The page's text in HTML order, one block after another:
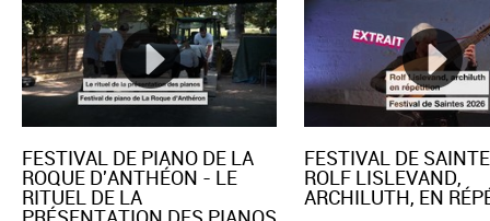
FESTIVAL DE PIANO DE LA
ROQUE D'ANTHÉON - LE
RITUEL DE LA
FESTIVAL DE
ROLF LISLEVAND,
ARCHILUTH, EN